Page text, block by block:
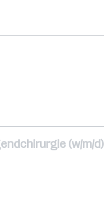
(w/m/d)